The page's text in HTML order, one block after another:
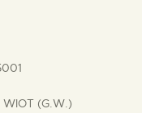
WIOT (G.W.)